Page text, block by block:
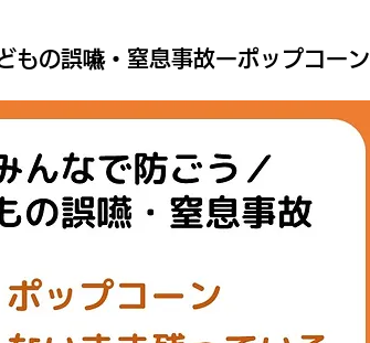
もの誤嚥・窒息事故ーポップコーン